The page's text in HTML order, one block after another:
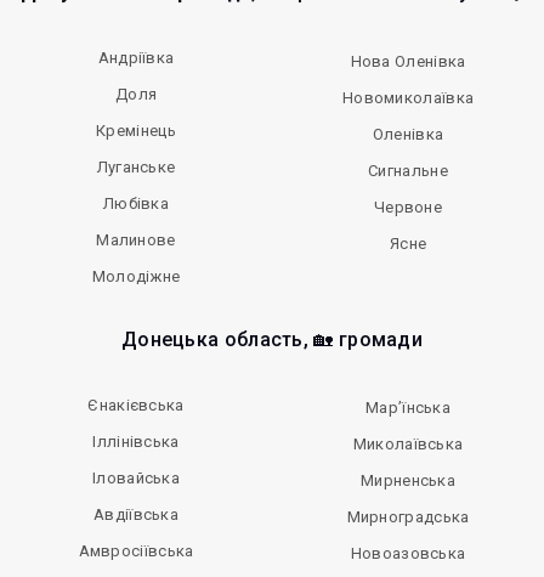
Андріївка
Доля
Кремінець
Луганське
Любівка
Малинове
Молодіжне
Нова Оленівка
Новомиколаївка
Оленівка
Сигнальне
Червоне
Ясне
Донецька область, 🏡 громади
Єнакієвська
Іллінівська
Іловайська
Авдіївська
Амвросіївська
Мар’їнська
Миколаївська
Мирненська
Мирноградська
Новоазовська